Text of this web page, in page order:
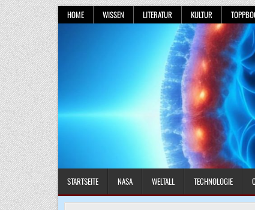
Skip
to
content
HOME WISSEN LITERATUR KULTUR
STARTSEITE NASA WELTALL TECHNOLOGIE